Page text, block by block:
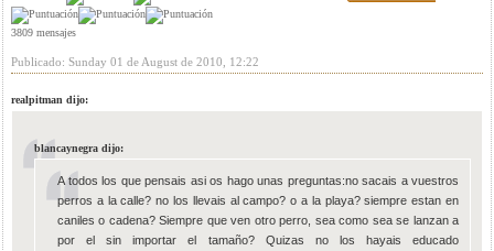
3809 mensajes
Publicado: Sunday 01 de August de 2010, 12:22
realpitman dijo:
blancaynegra dijo:
A todos los que pensais asi os hago unas preguntas:no sacais a vuestros
perros a la calle? no los llevais al campo? o a la playa? siempre estan en
caniles o cadena? Siempre que ven otro perro, sea como sea se lanzan a
por el sin importar el tamaño? Quizas no los hayais educado